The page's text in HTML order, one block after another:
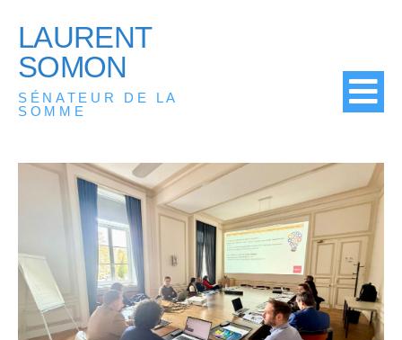
LAURENT
SOMON
SÉNATEUR DE LA
SOMME